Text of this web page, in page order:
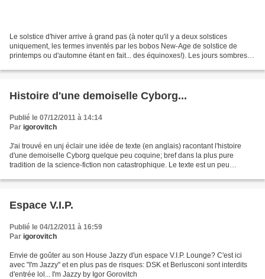
Le solstice d'hiver arrive à grand pas (à noter qu'il y a deux solstices
uniquement, les termes inventés par les bobos New-Age de solstice de
printemps ou d'automne étant en fait... des équinoxes!). Les jours sombres
Histoire d'une demoiselle Cyborg...
Publié le 07/12/2011 à 14:14
Par igorovitch
J'ai trouvé en unj éclair une idée de texte (en anglais) racontant l'histoire
d'une demoiselle Cyborg quelque peu coquine; bref dans la plus pure
tradition de la science-fiction non catastrophique. Le texte est un peu
Espace V.I.P.
Publié le 04/12/2011 à 16:59
Par igorovitch
Envie de goûter au son House Jazzy d'un espace V.I.P. Lounge? C'est ici
avec "I'm Jazzy" et en plus pas de risques: DSK et Berlusconi sont interdits
d'entrée lol... I'm Jazzy by Igor Gorovitch